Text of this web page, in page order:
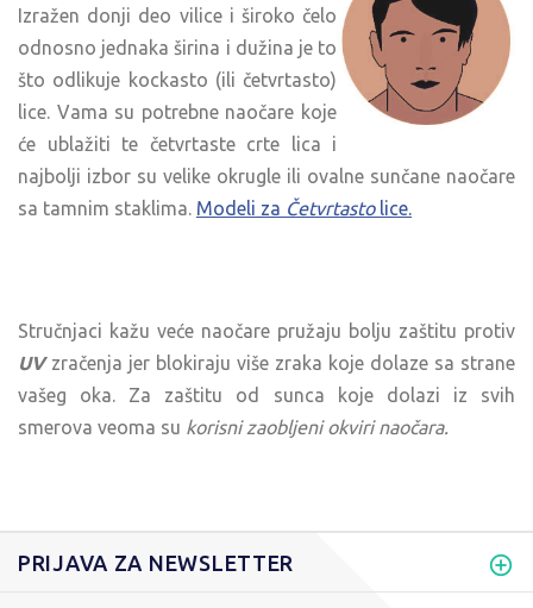
Izražen donji deo vilice i široko čelo
odnosno jednaka širina i dužina je to
što odlikuje kockasto (ili četvrtasto)
lice. Vama su potrebne naočare koje
će ublažiti te četvrtaste crte lica i
najbolji izbor su velike okrugle ili ovalne sunčane naočare
sa tamnim staklima. Modeli za Četvrtasto lice.
Stručnjaci kažu veće naočare pružaju bolju zaštitu protiv
UV zračenja jer blokiraju više zraka koje dolaze sa strane
vašeg oka. Za zaštitu od sunca koje dolazi iz svih
smerova veoma su korisni zaobljeni okviri naočara.
PRIJAVA ZA NEWSLETTER